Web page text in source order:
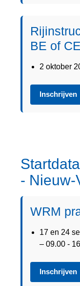
BE of CE
2 oktober
Inschrijven
- Nieuw-
WRM
17 en 24
– 09.00 -
Inschrijven